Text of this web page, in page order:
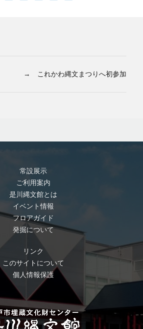
→ これかわ縄文まつりへ初参加
常設展示
ご利用案内
是川縄文館とは
イベント情報
フロアガイド
発掘について
リンク
このサイトについて
個人情報保護